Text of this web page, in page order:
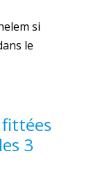
si
le
fittées
3